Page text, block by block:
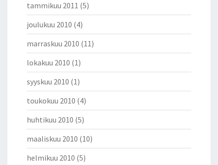
tammikuu 2011 (5)
joulukuu 2010 (4)
marraskuu 2010 (11)
lokakuu 2010 (1)
syyskuu 2010 (1)
toukokuu 2010 (4)
huhtikuu 2010 (5)
maaliskuu 2010 (10)
helmikuu 2010 (5)